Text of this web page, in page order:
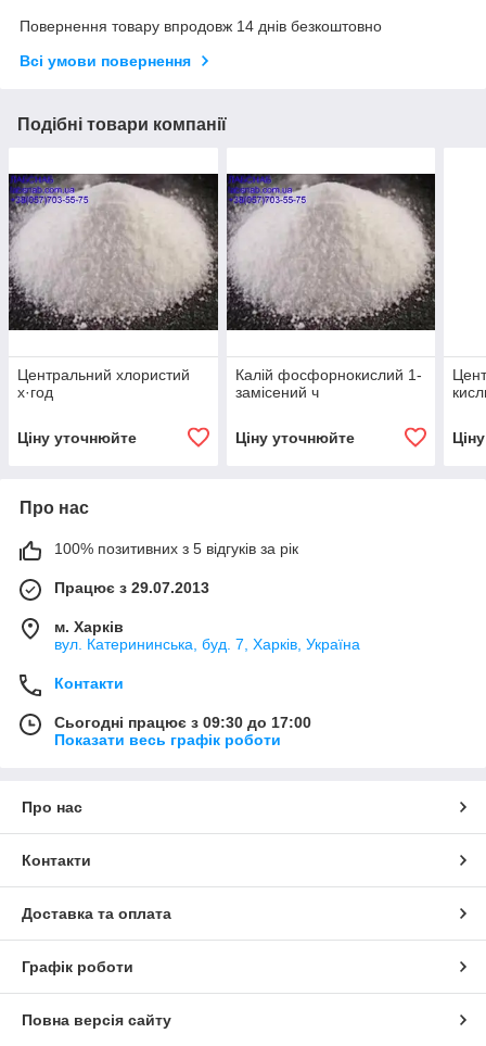
Повернення товару впродовж 14 днів безкоштовно
Всі умови повернення
Подібні товари компанії
Центральний хлористий
х·год
Ціну уточнюйте
Калій фосфорнокислий 1-
замісений ч
Ціну уточнюйте
Про нас
100% позитивних з 5 відгуків за рік
Працює з 29.07.2013
м. Харків
вул. Катерининська, буд. 7, Харків, Україна
Контакти
Сьогодні працює з 09:30 до 17:00
Показати весь графік роботи
Про нас
Контакти
Доставка та оплата
Графік роботи
Повна версія сайту